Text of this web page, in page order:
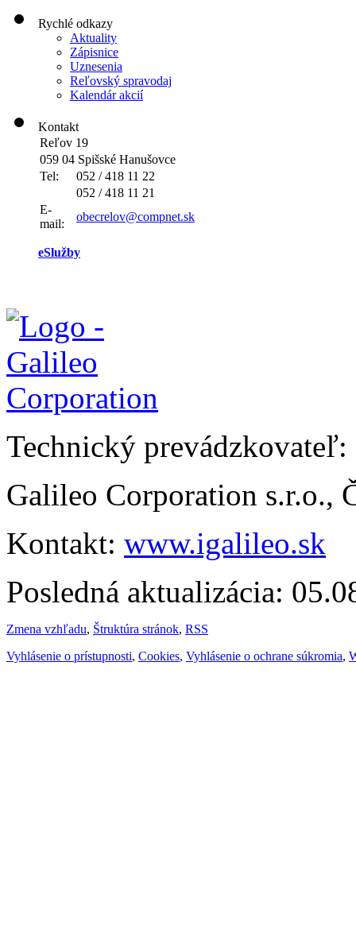
Rychlé odkazy
Aktuality
Zápisnice
Uznesenia
Reľovský spravodaj
Kalendár akcií
Kontakt
Reľov 19
059 04 Spišské Hanušovce
Tel:
052 / 418 11 22
052 / 418 11 21
E-
mail:
obecrelov@compnet.sk
eSlužby
Technický prevádzkovateľ:
Galileo Corporation s.r.o.,
Kontakt: www.igalileo.sk
Posledná aktualizácia:
Zmena vzhľadu, Štruktúra stránok, RSS
Vyhlásenie o prístupnosti, Cookies, Vyhlásenie o ochrane súkromia,